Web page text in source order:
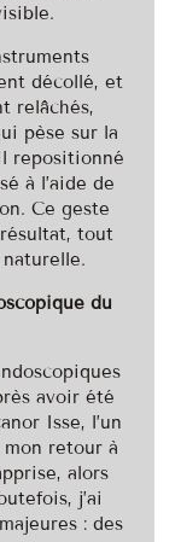
décollé, et
relâchés,
pèse sur la
repositionné
à l’aide de
Ce geste
tout
du
avoir été
Isse, l’un
retour à
alors
j’ai
: des